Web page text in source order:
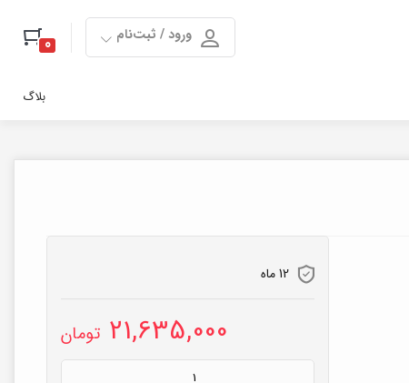
ورود / ثبت‌نام 0
بلاگ
12 ماه
21,635,000 تومان
بویلر